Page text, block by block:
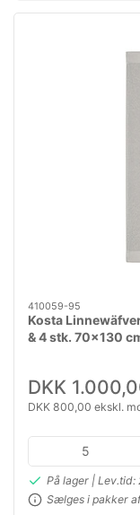
410059-95
Kosta
& 4 stk. 70x130
DKK
DKK 800,00 ekskl.
På lager |
Sælges i pakker